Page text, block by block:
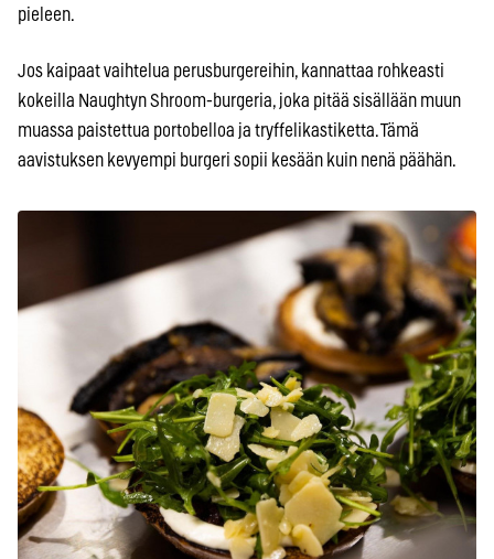
pieleen.
Jos kaipaat vaihtelua perusburgereihin, kannattaa rohkeasti
kokeilla Naughtyn Shroom-burgeria, joka pitää sisällään muun
muassa paistettua portobelloa ja tryffelikastiketta. Tämä
aavistuksen kevyempi burgeri sopii kesään kuin nenä päähän.